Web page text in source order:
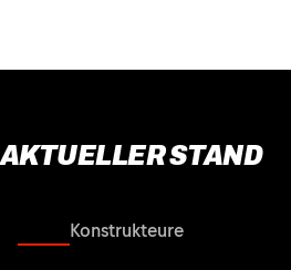
AKTUELLER STAND
Konstrukteure